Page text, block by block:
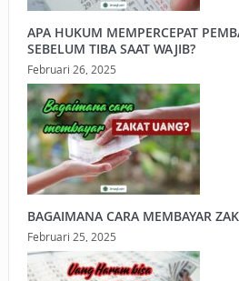
APA HUKUM MEMPERCEPAT
SEBELUM TIBA SAAT WAJIB?
Februari 26, 2025
BAGAIMANA CARA MEMBAYAR
Februari 25, 2025